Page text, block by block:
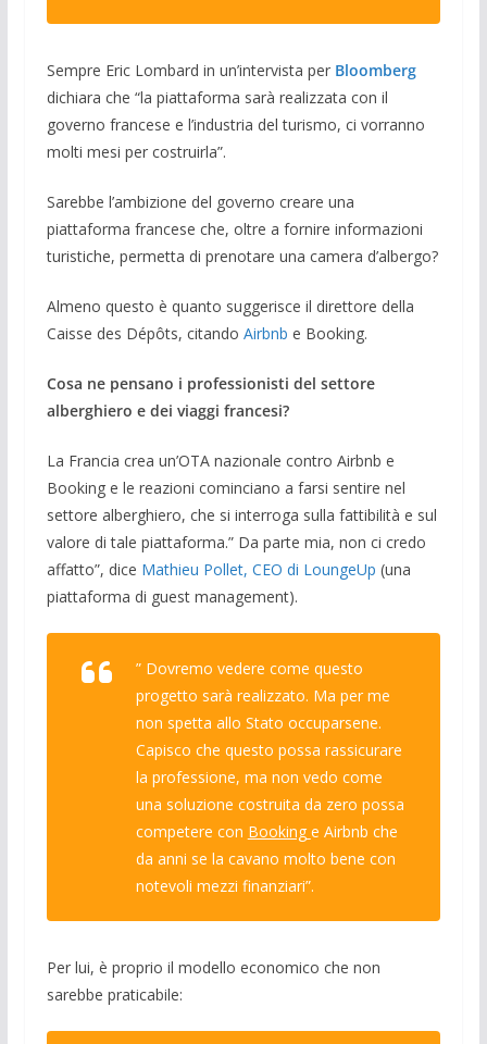
Sempre Eric Lombard in un’intervista per Bloomberg
dichiara che “la piattaforma sarà realizzata con il
governo francese e l’industria del turismo, ci vorranno
molti mesi per costruirla”.
Sarebbe l’ambizione del governo creare una
piattaforma francese che, oltre a fornire informazioni
turistiche, permetta di prenotare una camera d’albergo?
Almeno questo è quanto suggerisce il direttore della
Caisse des Dépôts, citando Airbnb e Booking.
Cosa ne pensano i professionisti del settore
alberghiero e dei viaggi francesi?
La Francia crea un’OTA nazionale contro Airbnb e
Booking e le reazioni cominciano a farsi sentire nel
settore alberghiero, che si interroga sulla fattibilità e sul
valore di tale piattaforma.” Da parte mia, non ci credo
affatto”, dice Mathieu Pollet, CEO di L oungeUp (una
piattaforma di guest management).
” Dovremo vedere come questo
progetto sarà realizzato. Ma per me
non spetta allo Stato occuparsene.
Capisco che questo possa rassicurare
la professione, ma non vedo come
una soluzione costruita da zero possa
competere con Booking e Airbnb che
da anni se la cavano molto bene con
notevoli mezzi finanziari”.
Per lui, è proprio il modello economico che non
sarebbe praticabile: